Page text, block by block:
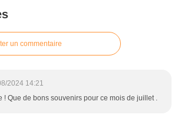
un commentaire
2024 14:21
! Que de bons souvenirs pour ce mois de juillet .